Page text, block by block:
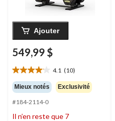
Ajouter
549,99 $
4.1 (10)
4.1
étoile(s)
sur
5.
10
Mieux notés Exclusivité
#184-2114-0
Il n’en reste que 7